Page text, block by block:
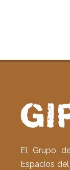
El Grupo
Espacios